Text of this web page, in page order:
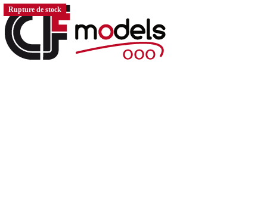
Rupture de stock